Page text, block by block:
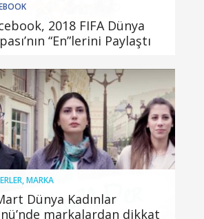
2018 FIFA Dünya
“En”lerini Paylaştı
,MARKA
Dünya Kadınlar
markalardan dikkat